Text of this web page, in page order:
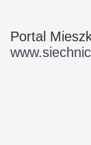
Portal